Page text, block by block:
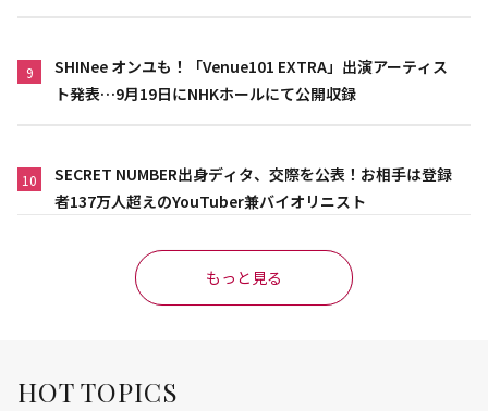
9
SHINee オンユも！「Venue101 EXTRA」出演アーティス
ト発表…9月19日にNHKホールにて公開収録
10
SECRET NUMBER出身ディタ、交際を公表！お相手は登録
者137万人超えのYouTuber兼バイオリニスト
もっと見る
HOT TOPICS